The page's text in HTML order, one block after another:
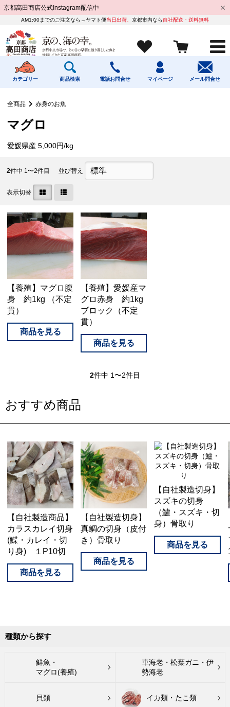
京都高田商店公式Instagram配信中
AM1:00までのご注文なら→ヤマト便当日出荷、 京都市内なら自社配送・送料無料
カテゴリー 商品検索 電話お問合せ マイページ メール問合せ
全商品 赤身のお魚
マグロ
愛媛県産 5,000円/kg
2件中 1〜2件目 並び替え
表示切替
【養殖】マグロ腹
身 約1kg （不定
貫）
【養殖】愛媛産マ
グロ赤身 約1kg
ブロック（不定
貫）
2件中 1〜2件目
おすすめ商品
【自社製造商品】
カラスカレイ切身
(鰈・カレイ・切
り身) １P10切
【自社製造切身】
真鯛の切身（皮付
き）骨取り
【自社製造切身】
スズキの切身
（鱸・スズキ・切
身）骨取り
種類から探す
鮮魚・
マグロ(養殖)
車海老・松葉ガニ・伊
勢海老
貝類 イカ類・たこ類